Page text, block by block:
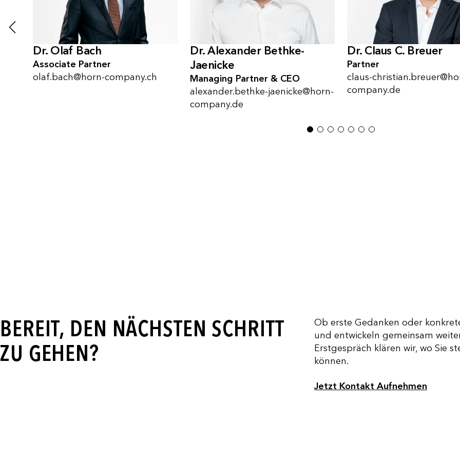
Dr. Olaf Bach
Associate Partner
olaf.bach@horn-company.ch
Dr. Alexander Bethke-
Jaenicke
Managing Partner & CEO
alexander.bethke-jaenicke@horn-
company.de
Dr. Claus C. Breuer
Partner
claus-
company.de
1 2 3 4 5 6 7
BEREIT, DEN NÄCHSTEN SCHRITT
ZU GEHEN?
Ob erste Gedanken oder
und entwickeln gemeinsam
Erstgespräch klären wir, wo Sie
können.
Jetzt Kontakt Aufnehmen